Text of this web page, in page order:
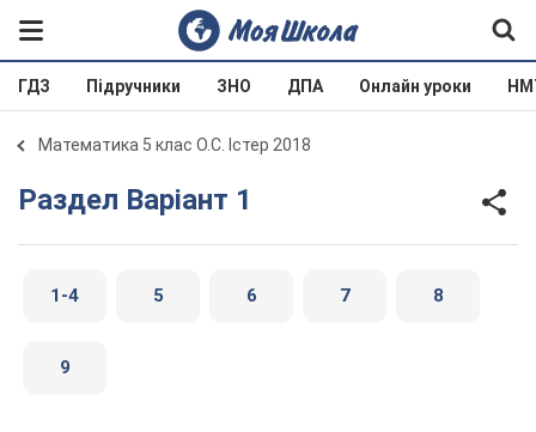
ГДЗ Підручники ЗНО ДПА Онлайн уроки
Математика 5 клас О.С. Істер 2018
Раздел Варіант 1
1-4 5 6 7 8
9